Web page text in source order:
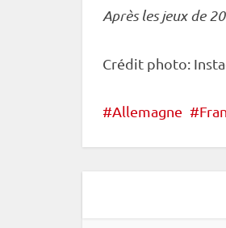
Après les jeux de
Crédit photo:
Allemagne